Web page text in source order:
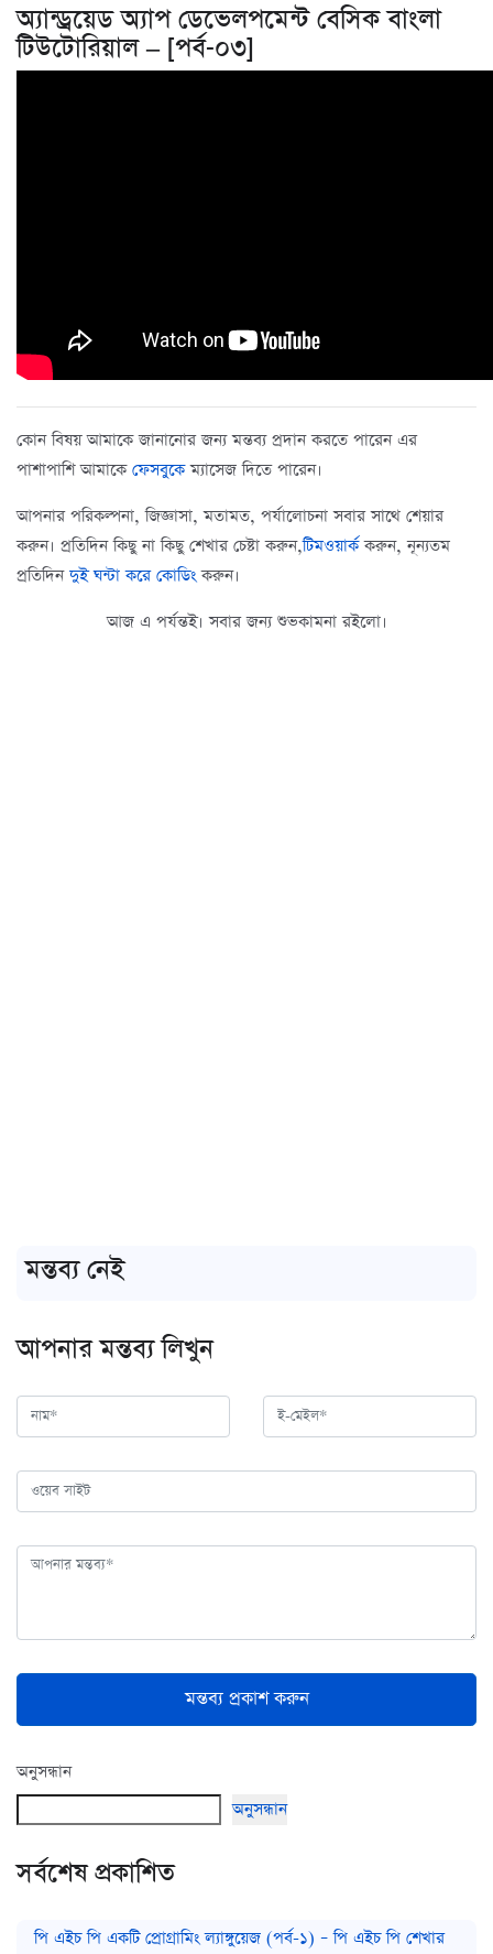
অ্যান্ড্রয়েড অ্যাপ ডেভেলপমেন্ট বেসিক বাংলা
টিউটোরিয়াল – [পর্ব-০৩]
কোন বিষয় আমাকে জানানোর জন্য মন্তব্য প্রদান করতে পারেন এর
পাশাপাশি আমাকেফেসবুকেম্যাসেজ দিতে পারেন।
আপনার পরিকল্পনা, জিজ্ঞাসা, মতামত, পর্যালোচনা সবার সাথে শেয়ার
করুন। প্রতিদিন কিছু না কিছু শেখার চেষ্টা করুন,টিমওয়ার্ককরুন, নূন্যতম
প্রতিদিনদুই ঘন্টা করে কোডিংকরুন।
আজ এ পর্যন্তই। সবার জন্য শুভকামনা রইলো।
মন্তব্য নেই
আপনার মন্তব্য লিখুন
মন্তব্য প্রকাশ করুন
অনুসন্ধান
অনুসন্ধান
সর্বশেষ প্রকাশিত
পি এইচ পি একটি প্রোগ্রামিং ল্যাঙ্গুয়েজ (পর্ব-১) – পি এইচ পি শেখার